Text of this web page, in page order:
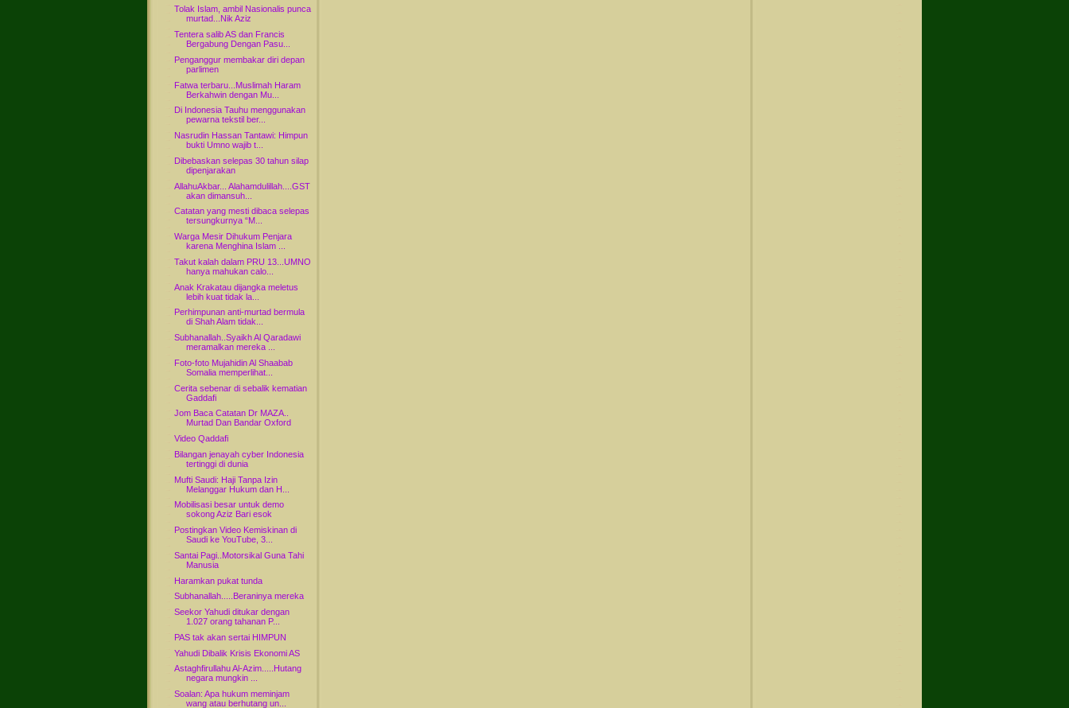
Tolak Islam, ambil Nasionalis punca
murtad...Nik Aziz
Tentera salib AS dan Francis
Bergabung Dengan Pasu...
Penganggur membakar diri depan
parlimen
Fatwa terbaru...Muslimah Haram
Berkahwin dengan Mu...
Di Indonesia Tauhu menggunakan
pewarna tekstil ber...
Nasrudin Hassan Tantawi: Himpun
bukti Umno wajib t...
Dibebaskan selepas 30 tahun silap
dipenjarakan
AllahuAkbar... Alahamdulillah....GST
akan dimansuh...
Catatan yang mesti dibaca selepas
tersungkurnya “M...
Warga Mesir Dihukum Penjara
karena Menghina Islam ...
Takut kalah dalam PRU 13...UMNO
hanya mahukan calo...
Anak Krakatau dijangka meletus
lebih kuat tidak la...
Perhimpunan anti-murtad bermula
di Shah Alam tidak...
Subhanallah..Syaikh Al Qaradawi
meramalkan mereka ...
Foto-foto Mujahidin Al Shaabab
Somalia memperlihat...
Cerita sebenar di sebalik kematian
Gaddafi
Jom Baca Catatan Dr MAZA..
Murtad Dan Bandar Oxford
Video Qaddafi
Bilangan jenayah cyber Indonesia
tertinggi di dunia
Mufti Saudi: Haji Tanpa Izin
Melanggar Hukum dan H...
Mobilisasi besar untuk demo
sokong Aziz Bari esok
Postingkan Video Kemiskinan di
Saudi ke YouTube, 3...
Santai Pagi..Motorsikal Guna Tahi
Manusia
Haramkan pukat tunda
Subhanallah.....Beraninya mereka
Seekor Yahudi ditukar dengan
1.027 orang tahanan P...
PAS tak akan sertai HIMPUN
Yahudi Dibalik Krisis Ekonomi AS
Astaghfirullahu Al-Azim.....Hutang
negara mungkin ...
Soalan: Apa hukum meminjam
wang atau berhutang un...